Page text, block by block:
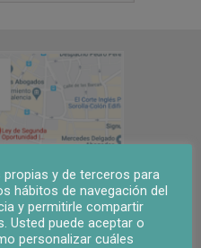
y de terceros para
hábitos de navegación del
y permitirle compartir
Usted puede aceptar o
personalizar cuáles